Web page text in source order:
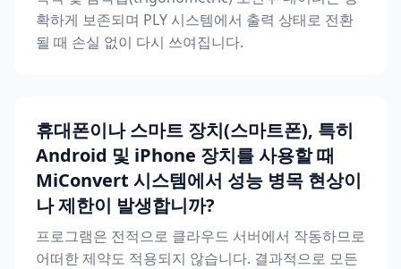
확하게 보존되며 PLY 시스템에서 출력 상태로 전환
될 때 손실 없이 다시 쓰여집니다.
휴대폰이나 스마트 장치(스마트폰), 특히
Android 및 iPhone 장치를 사용할 때
MiConvert 시스템에서 성능 병목 현상이
나 제한이 발생합니까?
프로그램은 전적으로 클라우드 서버에서 작동하므로
어떠한 제약도 적용되지 않습니다. 결과적으로 모든